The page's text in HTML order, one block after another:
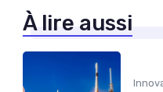
À lire aussi